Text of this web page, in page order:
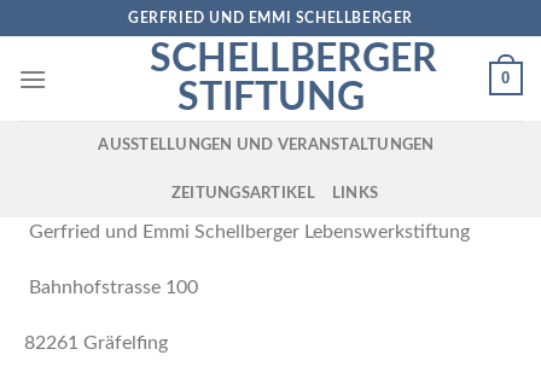
content
GERFRIED UND EMMI SCHELLBERGER
SCHELLBERGER
STIFTUNG
0
AUSSTELLUNGEN UND VERANSTALTUNGEN
ZEITUNGSARTIKEL LINKS
Gerfried und Emmi Schellberger Lebenswerkstiftung
Bahnhofstrasse 100
82261 Gräfelfing